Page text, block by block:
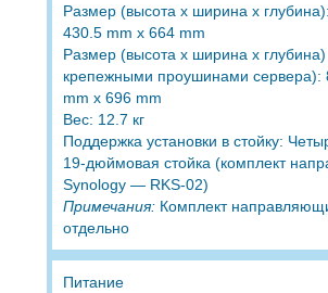
Размер (высота х ширина х
430.5 mm x 664 mm
Размер (высота x ширина x глубина)
крепежными проушинами сервера):
mm x 696 mm
Вес: 12.7 кг
Поддержка установки в стойку:
19-дюймовая стойка (комплект
Synology — RKS-02)
Примечания:Комплект
отдельно
Питание